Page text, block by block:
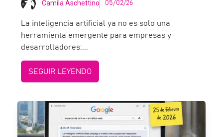
Camila Aschettino 05/02/26
La inteligencia artificial ya no es solo una
herramienta emergente para empresas y
desarrolladores:...
SEGUIR LEYENDO